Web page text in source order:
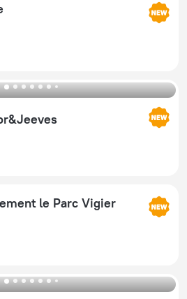
le Parc Vigier